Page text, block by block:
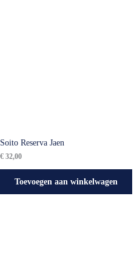
Soito Reserva Jaen
€ 32,00
Toevoegen aan winkelwagen